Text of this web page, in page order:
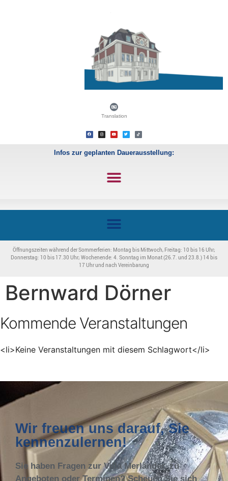
Translation
Infos zur geplanten Dauerausstellung:
Öffnungszeiten während der Sommerferien: Montag bis Mittwoch, Freitag: 10 bis 16 Uhr;
Donnerstag: 10 bis 17.30 Uhr; Wochenende: 4. Sonntag im Monat (26.7. und 23.8.) 14 bis
17 Uhr und nach Vereinbarung
Bernward Dörner
Kommende Veranstaltungen
<li>Keine Veranstaltungen mit diesem Schlagwort</li>
Wir freuen uns darauf, Sie
kennenzulernen!
Sie haben Fragen zur Villa Merländer, zu
Angeboten oder Terminen? Scheuen Sie sich